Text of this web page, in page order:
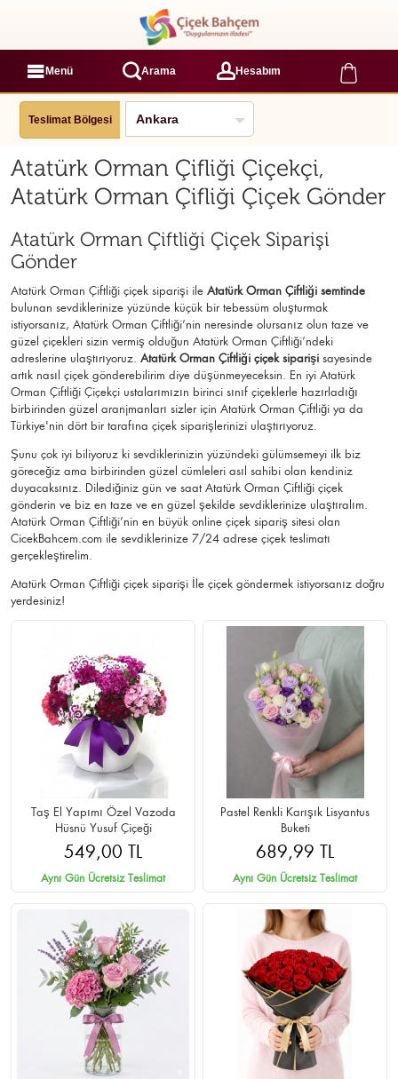
Menü Arama Hesabım
Teslimat Bölgesi
Atatürk Orman Çifliği Çiçekçi,
Atatürk Orman Çifliği Çiçek Gönder
Atatürk Orman Çiftliği Çiçek Siparişi
Gönder
Atatürk Orman Çiftliği çiçek siparişi ile Atatürk Orman Çiftliği semtinde
bulunan sevdiklerinize yüzünde küçük bir tebessüm oluşturmak
istiyorsanız, Atatürk Orman Çiftliği’nin neresinde olursanız olun taze ve
güzel çiçekleri sizin vermiş olduğun Atatürk Orman Çiftliği’ndeki
adreslerine ulaştırıyoruz. Atatürk Orman Çiftliği çiçek siparişi sayesinde
artık nasıl çiçek gönderebilirim diye düşünmeyeceksin. En iyi Atatürk
Orman Çiftliği Çiçekçi ustalarımızın birinci sınıf çiçeklerle hazırladığı
birbirinden güzel aranjmanları sizler için Atatürk Orman Çiftliği ya da
Türkiye'nin dört bir tarafına çiçek siparişlerinizi ulaştırıyoruz.
Şunu çok iyi biliyoruz ki sevdiklerinizin yüzündeki gülümsemeyi ilk biz
göreceğiz ama birbirinden güzel cümleleri asıl sahibi olan kendiniz
duyacaksınız. Dilediğiniz gün ve saat Atatürk Orman Çiftliği çiçek
gönderin ve biz en taze ve en güzel şekilde sevdiklerinize ulaştıralım.
Atatürk Orman Çiftliği’nin en büyük online çiçek sipariş sitesi olan
CicekBahcem.com ile sevdiklerinize 7/24 adrese çiçek teslimatı
gerçekleştirelim.
Atatürk Orman Çiftliği çiçek siparişi İle çiçek göndermek istiyorsanız doğru
yerdesiniz!
Taş El Yapımı Özel Vazoda
Hüsnü Yusuf Çiçeği
549,00 TL
Aynı Gün Ücretsiz Teslimat
Pastel Renkli Karışık Lisyantus
Buketi
689,99 TL
Aynı Gün Ücretsiz Teslimat